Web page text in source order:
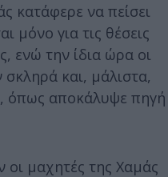
κατάφερε να πείσει
μόνο για τις θέσεις
ενώ την ίδια ώρα οι
και, μάλιστα,
όπως αποκάλυψε πηγή
μαχητές της Χαμάς